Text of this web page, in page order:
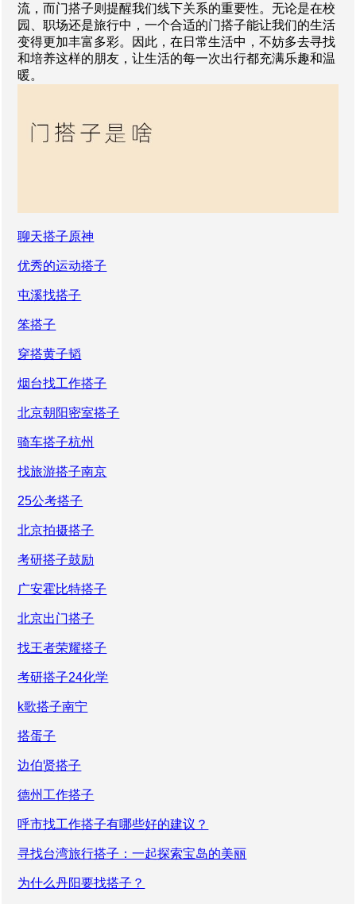
流，而门搭子则提醒我们线下关系的重要性。无论是在校
园、职场还是旅行中，一个合适的门搭子能让我们的生活
变得更加丰富多彩。因此，在日常生活中，不妨多去寻找
和培养这样的朋友，让生活的每一次出行都充满乐趣和温
暖。
聊天搭子原神
优秀的运动搭子
屯溪找搭子
笨搭子
穿搭黄子韬
烟台找工作搭子
北京朝阳密室搭子
骑车搭子杭州
找旅游搭子南京
25公考搭子
北京拍摄搭子
考研搭子鼓励
广安霍比特搭子
北京出门搭子
找王者荣耀搭子
考研搭子24化学
k歌搭子南宁
搭蛋子
边伯贤搭子
德州工作搭子
呼市找工作搭子有哪些好的建议？
寻找台湾旅行搭子：一起探索宝岛的美丽
为什么丹阳要找搭子？